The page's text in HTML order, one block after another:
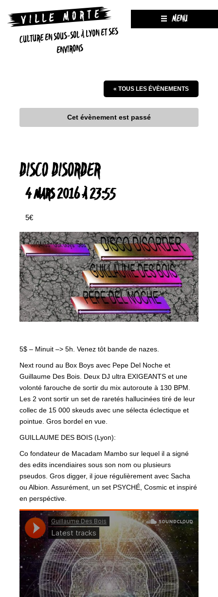
CULTURE EN SOUS-SOL À LYON ET SES
ENVIRONS
MENU
« TOUS LES ÉVÈNEMENTS
Cet évènement est passé
DISCO DISORDER
4 MARS 2016 À 23:55
5€
5$ – Minuit –> 5h. Venez tôt bande de nazes.
Next round au Box Boys avec Pepe Del Noche et
Guillaume Des Bois. Deux DJ ultra EXIGEANTS et une
volonté farouche de sortir du mix autoroute à 130 BPM.
Les 2 vont sortir un set de raretés hallucinées tiré de leur
collec de 15 000 skeuds avec une sélecta éclectique et
pointue. Gros bordel en vue.
GUILLAUME DES BOIS (Lyon):
Co fondateur de Macadam Mambo sur lequel il a signé
des edits incendiaires sous son nom ou plusieurs
pseudos. Gros digger, il joue régulièrement avec Sacha
ou Albion. Assurément, un set PSYCHÉ, Cosmic et inspiré
en perspéctive.